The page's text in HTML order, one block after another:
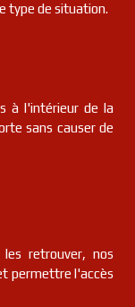
type de situation.
à l'intérieur de la
sans causer de
retrouver, nos
permettre l'accès